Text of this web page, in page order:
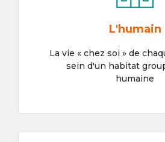
L'humain
La vie « chez soi » de
sein d'un habitat
humaine